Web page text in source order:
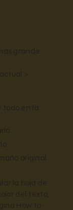
grande
>
todo en la
original
la hoja de
del texto,
How to